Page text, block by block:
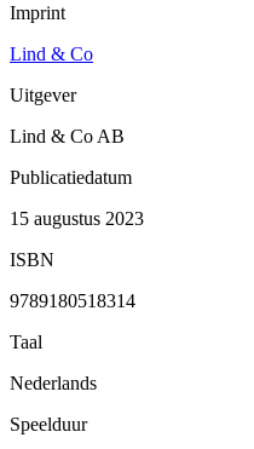
Imprint
Lind & Co
Uitgever
Lind & Co AB
Publicatiedatum
15 augustus 2023
ISBN
9789180518314
Taal
Nederlands
Speelduur